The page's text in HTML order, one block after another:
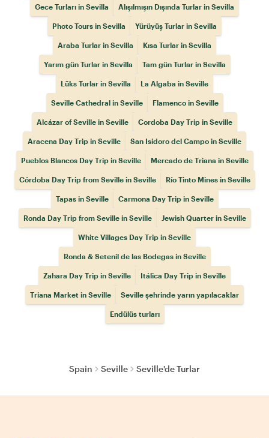
Gece Turları in Sevilla Alışılmışın Dışında Turlar in Sevilla
Photo Tours in Sevilla Yürüyüş Turlar in Sevilla
Araba Turlar in Sevilla Kısa Turlar in Sevilla
Yarım gün Turlar in Sevilla Tam gün Turlar in Sevilla
Lüks Turlar in Sevilla La Algaba in Seville
Seville Cathedral in Seville Flamenco in Seville
Alcázar of Seville in Seville Cordoba Day Trip in Seville
Aracena Day Trip in Seville San Isidoro del Campo in Seville
Pueblos Blancos Day Trip in Seville Mercado de Triana in Seville
Córdoba Day Trip from Seville in Seville Río Tinto Mines in Seville
Tapas in Seville Carmona Day Trip in Seville
Ronda Day Trip from Seville in Seville Jewish Quarter in Seville
White Villages Day Trip in Seville
Ronda & Setenil de las Bodegas in Seville
Zahara Day Trip in Seville Itálica Day Trip in Seville
Triana Market in Seville Seville şehrinde yarın yapılacaklar
Endülüs turları
Spain Seville Seville'de Turlar